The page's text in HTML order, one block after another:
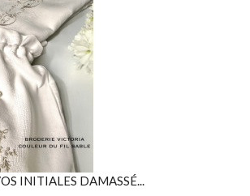
INITIALES DAMASSÉ...